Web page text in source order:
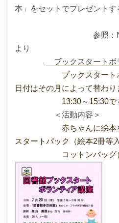
本」をセットでプレゼントす
参照：NPOブッ
より
ブックスタートボ
ブックスタートボラ
日付はその月によって替わり
13:30～15:30です
＜活動内容＞
赤ちゃんに絵本を読
スタートパック（絵本2冊等
コットンバッグ）を